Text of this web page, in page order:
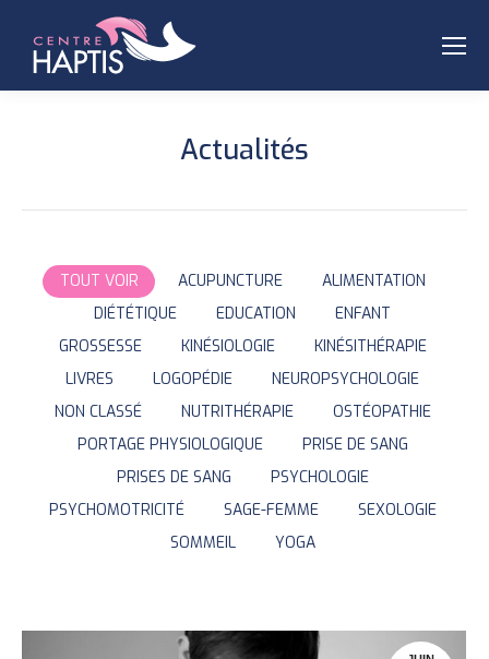
Actualités
TOUT VOIR ACUPUNCTURE
ALIMENTATION
DIÉTÉTIQUE
EDUCATION
ENFANT
GROSSESSE
KINÉSIOLOGIE
KINÉSITHÉRAPIE
LIVRES
LOGOPÉDIE
NEUROPSYCHOLOGIE
NON CLASSÉ
NUTRITHÉRAPIE
OSTÉOPATHIE
PORTAGE PHYSIOLOGIQUE
PRISE DE SANG
PRISES DE SANG
PSYCHOLOGIE
PSYCHOMOTRICITÉ
SAGE-FEMME
SEXOLOGIE
SOMMEIL
YOGA